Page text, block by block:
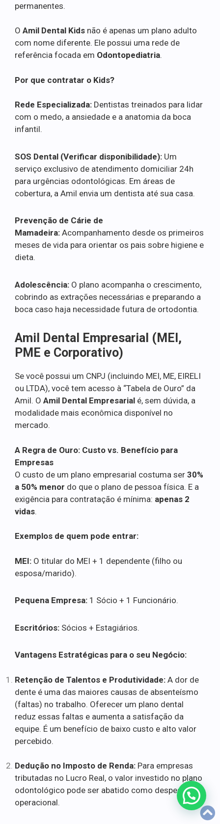
permanentes.
O Amil Dental Kids não é apenas um plano adulto
com nome diferente. Ele possui uma rede de
referência focada em Odontopediatria.
Por que contratar o Kids?
Rede Especializada: Dentistas treinados para lidar
com o medo, a ansiedade e a anatomia da boca
infantil.
SOS Dental (Verificar disponibilidade): Um
serviço exclusivo de atendimento domiciliar 24h
para urgências odontológicas. Em áreas de
cobertura, a Amil envia um dentista até sua casa.
Prevenção de Cárie de
Mamadeira: Acompanhamento desde os primeiros
meses de vida para orientar os pais sobre higiene e
dieta.
Adolescência: O plano acompanha o crescimento,
cobrindo as extrações necessárias e preparando a
boca caso haja necessidade futura de ortodontia.
Amil Dental Empresarial (MEI,
PME e Corporativo)
Se você possui um CNPJ (incluindo MEI, ME, EIRELI
ou LTDA), você tem acesso à “Tabela de Ouro” da
Amil. O Amil Dental Empresarial é, sem dúvida, a
modalidade mais econômica disponível no
mercado.
A Regra de Ouro: Custo vs. Benefício para
Empresas
O custo de um plano empresarial costuma ser 30%
a 50% menor do que o plano de pessoa física. E a
exigência para contratação é mínima: apenas 2
vidas.
Exemplos de quem pode entrar:
MEI: O titular do MEI + 1 dependente (filho ou
esposa/marido).
Pequena Empresa: 1 Sócio + 1 Funcionário.
Escritórios: Sócios + Estagiários.
Vantagens Estratégicas para o seu Negócio:
Retenção de Talentos e Produtividade: A dor de
dente é uma das maiores causas de absenteísmo
(faltas) no trabalho. Oferecer um plano dental
reduz essas faltas e aumenta a satisfação da
equipe. É um benefício de baixo custo e alto valor
percebido.
Dedução no Imposto de Renda: Para empresas
tributadas no Lucro Real, o valor investido no plano
odontológico pode ser abatido como despesa
operacional.